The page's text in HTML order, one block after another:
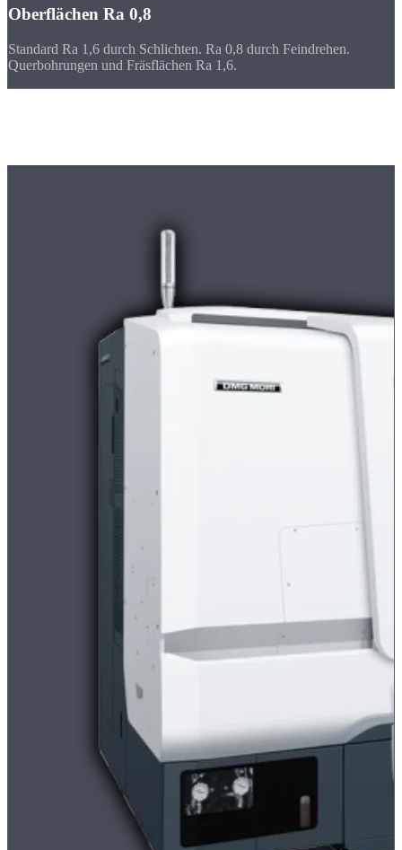
Oberflächen Ra 0,8
Standard Ra 1,6 durch Schlichten. Ra 0,8 durch Feindrehen.
Querbohrungen und Fräsflächen Ra 1,6.